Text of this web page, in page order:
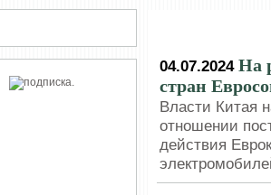
04.07.2024 На
стран
Власти Китая
отношении
действия